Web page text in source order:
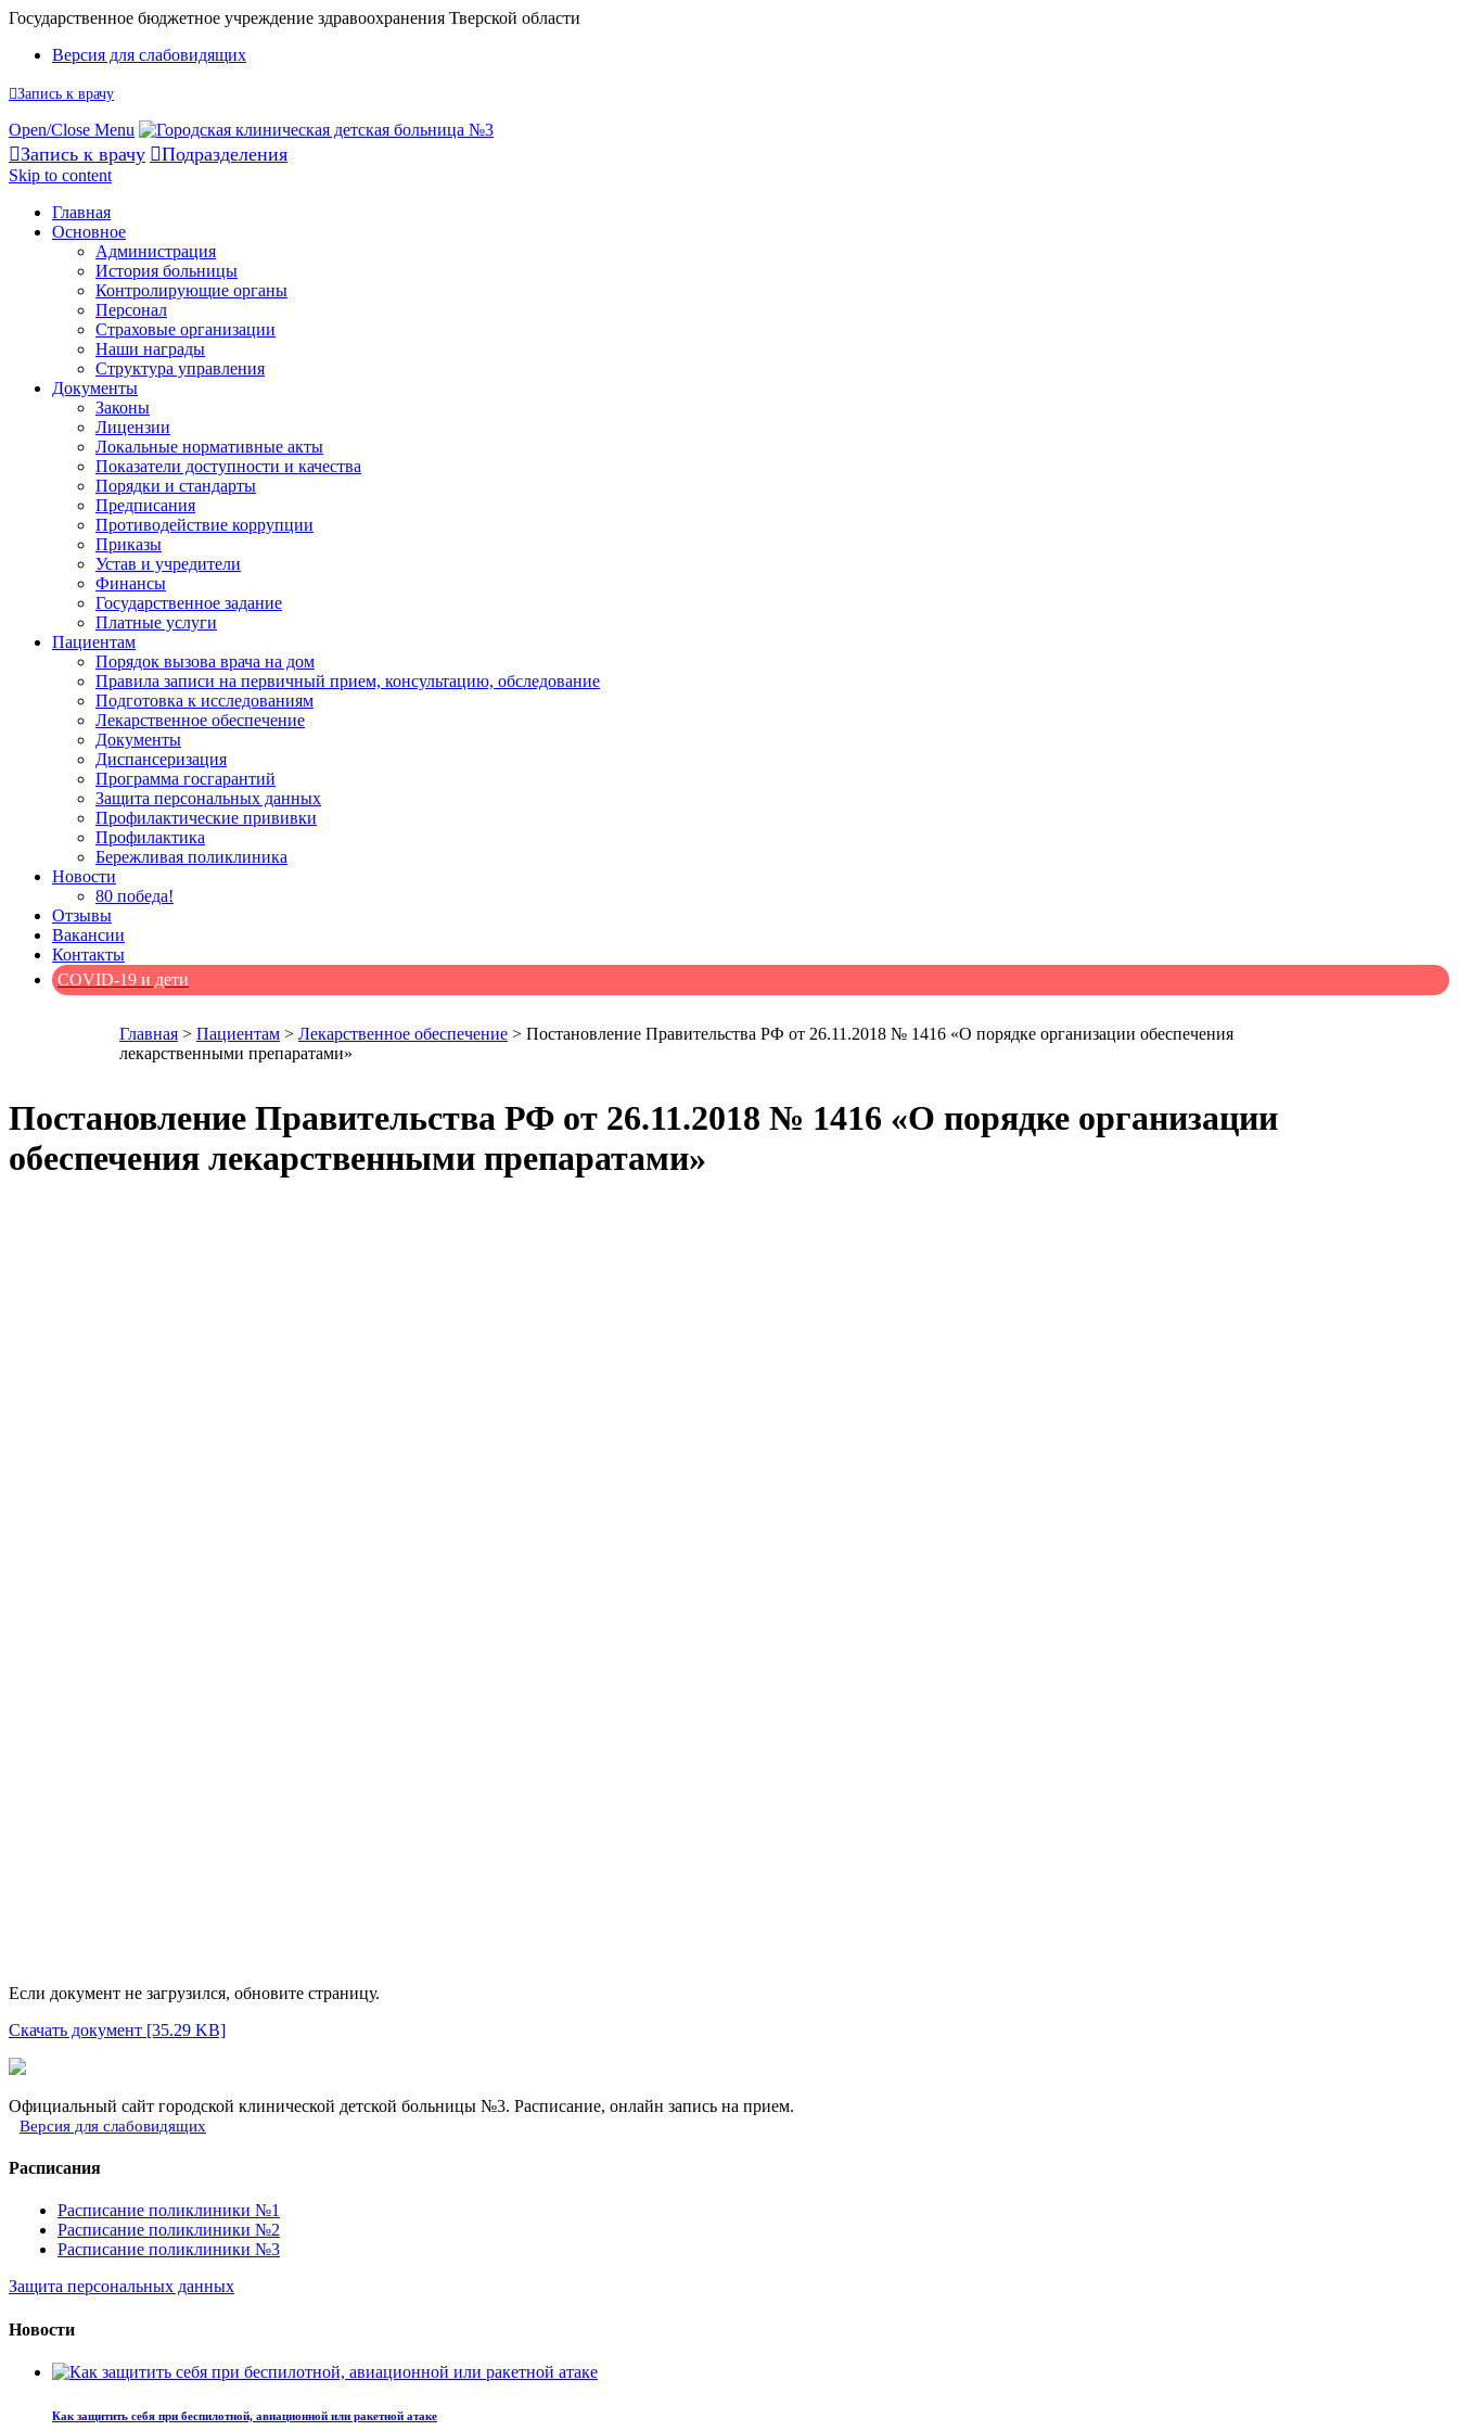
Государственное бюджетное учреждение здравоохранения Тверской области
Версия для слабовидящих
Запись к врачу
Open/Close Menu
Запись к врачу Подразделения
Skip to content
Главная
Основное
Администрация
История больницы
Контролирующие органы
Персонал
Страховые организации
Наши награды
Структура управления
Документы
Законы
Лицензии
Локальные нормативные акты
Показатели доступности и качества
Порядки и стандарты
Предписания
Противодействие коррупции
Приказы
Устав и учредители
Финансы
Государственное задание
Платные услуги
Пациентам
Порядок вызова врача на дом
Правила записи на первичный прием, консультацию, обследование
Подготовка к исследованиям
Лекарственное обеспечение
Документы
Диспансеризация
Программа госгарантий
Защита персональных данных
Профилактические прививки
Профилактика
Бережливая поликлиника
Новости
80 победа!
Отзывы
Вакансии
Контакты
COVID-19 и дети
Главная > Пациентам > Лекарственное обеспечение > Постановление Правительства РФ от 26.11.2018 № 1416 «О порядке организации обеспечения
лекарственными препаратами»
Постановление Правительства РФ от 26.11.2018 № 1416 «О порядке организации
обеспечения лекарственными препаратами»
Если документ не загрузился, обновите страницу.
Скачать документ [35.29 KB]
Официальный сайт городской клинической детской больницы №3. Расписание, онлайн запись на прием.
Версия для слабовидящих
Расписания
Расписание поликлиники №1
Расписание поликлиники №2
Расписание поликлиники №3
Защита персональных данных
Новости
Как защитить себя при беспилотной, авиационной или ракетной атаке